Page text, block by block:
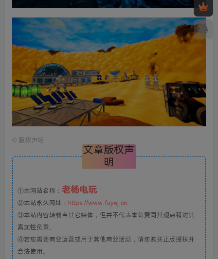
© 版权声明
文章版权声
明
①本网站名称： 老杨电玩
②本站永久网址： https://www.fuyej.cn
③本站内容转载自其它媒体，但并不代表本站赞同其观点和对其
真实性负责。
④若您需要商业运营或用于其他商业活动，请您购买正版授权并
合法使用。